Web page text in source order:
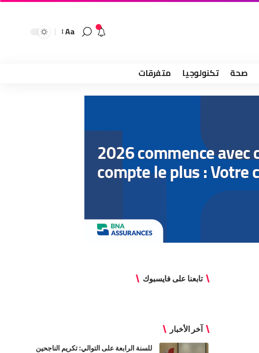
Aa
صحة تكنولوجيا متفرقات
تابعنا على فايسبوك
آخر الأخبار
للسنة الرابعة على التوالي: تكريم الناجحين